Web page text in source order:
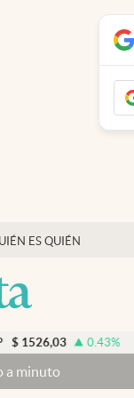
ES QUIÉN
0.43%